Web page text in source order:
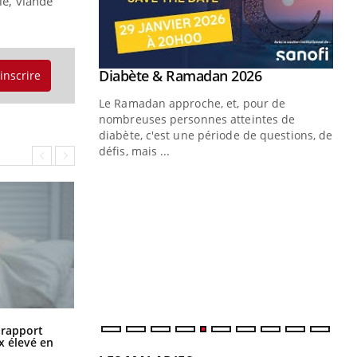
élevé en
Grossesse à risque : ce jus naturel
Youtube
Diabète & Ramadan 2026Youtube
Le Ramadan approche, et, pour de
nombreuses personnes atteintes de
diabète, c'est une période de questions, de
défis, mais ...